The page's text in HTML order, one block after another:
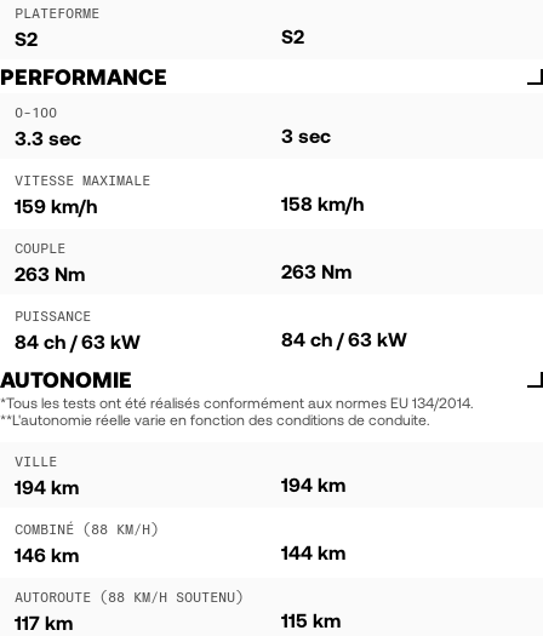
PLATEFORME
S2 S2
PERFORMANCE
0-100
3.3 sec 3 sec
VITESSE MAXIMALE
159 km/h 158 km/h
COUPLE
263 Nm 263 Nm
PUISSANCE
84 ch / 63 kW 84 ch / 63 kW
AUTONOMIE
*Tous les tests ont été réalisés conformément aux normes EU 134/2014.
**L'autonomie réelle varie en fonction des conditions de conduite.
VILLE
194 km 194 km
COMBINÉ (88 KM/H)
146 km 144 km
AUTOROUTE (88 KM/H SOUTENU)
117 km 115 km